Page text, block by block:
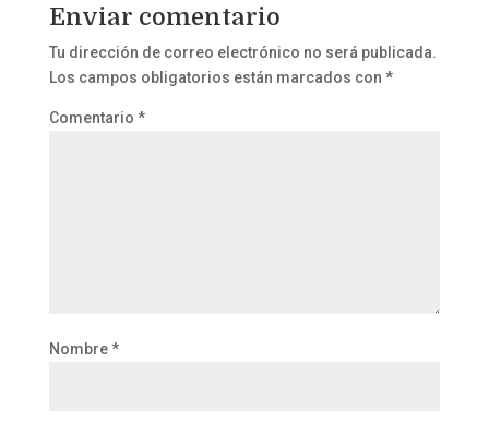
Enviar comentario
Tu dirección de correo electrónico no será publicada.
Los campos obligatorios están marcados con *
Comentario *
Nombre*